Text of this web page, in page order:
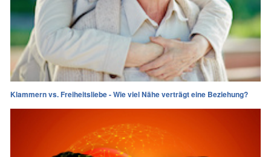
Klammern vs. Freiheitsliebe - Wie viel Nähe verträgt eine Beziehung?